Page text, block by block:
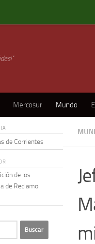
Mercosur Mundo
de Corrientes
de los
de Reclamo